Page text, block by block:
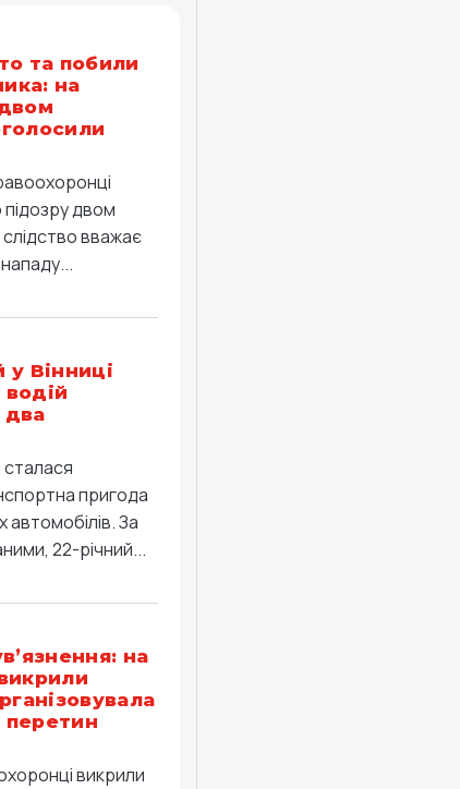
та побили
на
двом
вважає
у Вінниці
два
сталася
пригода
За
22-річний...
на
перетин
викрили